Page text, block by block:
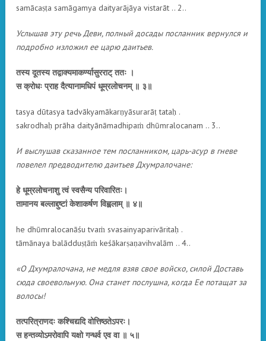
samācaṣṭa samāgamya daityarājāya vistarāt .. 2..
Услышав эту речь Деви, полный досады посланник вернулся и
подробно изложил ее царю даитьев.
तस्य दूतस्य तद्वाक्यमाकर्ण्यासुरराट् ततः ।
स क्रोधः प्राह दैत्यानामधिपं धूम्रलोचनम् ॥ ३॥
tasya dūtasya tadvākyamākarṇyāsurarāṭ tataḥ .
sakrodhaḥ prāha daityānāmadhipaṁ dhūmralocanam .. 3..
И выслушав сказанное тем посланником, царь-асур в гневе
повелел предводителю даитьев Дхумралочане:
हे धूम्रलोचनाशु त्वं स्वसैन्य परिवारितः।
तामानय बल्लाद्दुष्टां केशाकर्षण विह्वलाम् ॥ ४॥
he dhūmralocanāśu tvaṁ svasainyaparivāritaḥ .
tāmānaya balādduṣṭāṁ keśākarṣaṇavihvalām .. 4..
«О Дхумралочана, не медля взяв свое войско, силой Доставь
сюда своевольную. Она станет послушна, когда Ее потащат за
волосы!
तत्परित्राणदः कश्चिद्यदि वोत्तिष्ठतेऽपरः।
स हन्तव्योऽमरोवापि यक्षो गन्धर्व एव वा ॥ ५॥